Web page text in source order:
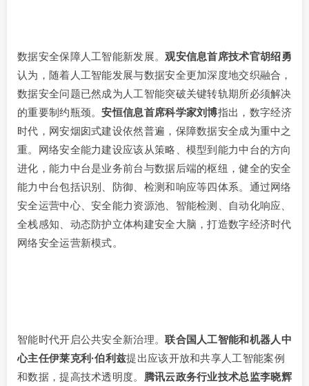
数据安全保障人工智能新发展。观安信息首席技术官胡绍勇
认为，随着人工智能发展与数据安全更加深度地交织融合，
数据安全问题已然成为人工智能突破关键转轨期所必须解决
的重要制约瓶颈。安恒信息首席科学家刘博指出，数字经济
时代，网安烟囱式建设依然普遍，保障数据安全成为重中之
重。网络安全能力建设应该从策略、模型到能力中台的方向
进化，能力中台是业务前台与数据后端的枢纽，健全的安全
能力中台包括识别、防御、检测和响应等四体系。通过网络
安全运营中心、安全能力资源池、智能检测、自动化响应、
全栈感知、动态防护立体构建安全大脑，打造数字经济时代
网络安全运营新模式。
智能时代开启公共安全新治理。联合国人工智能和机器人中
心主任伊莱克利·伯利兹提出应该开放和共享人工智能案例
和数据，提高技术透明度。 腾讯云政务行业技术总监李晓辉